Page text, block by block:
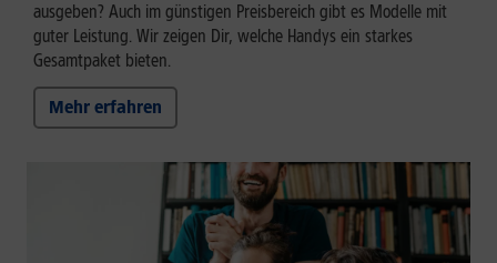
ausgeben? Auch im günstigen Preisbereich gibt es Modelle mit
guter Leistung. Wir zeigen Dir, welche Handys ein starkes
Gesamtpaket bieten.
Mehr erfahren